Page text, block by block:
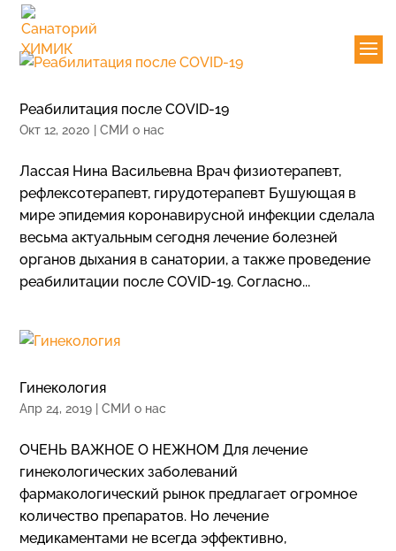
Реабилитация после COVID-19
Окт 12, 2020 |СМИ о нас
Лассая Нина Васильевна Врач физиотерапевт,
рефлексотерапевт, гирудотерапевт Бушующая в
мире эпидемия коронавирусной инфекции сделала
весьма актуальным сегодня лечение болезней
органов дыхания в санатории, а также проведение
реабилитации после COVID-19. Согласно...
Гинекология
Апр 24, 2019 |СМИ о нас
ОЧЕНЬ ВАЖНОЕ О НЕЖНОМ Для лечение
гинекологических заболеваний
фармакологический рынок предлагает огромное
количество препаратов. Но лечение
медикаментами не всегда эффективно,